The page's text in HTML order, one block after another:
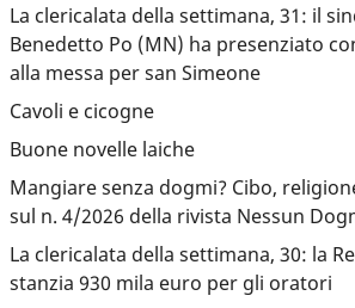
La clericalata della settimana, 31: il
Benedetto Po (MN) ha presenziato
alla messa per san Simeone
Cavoli e cicogne
Buone novelle laiche
Mangiare senza dogmi? Cibo,
sul n. 4/2026 della rivista Nessun
La clericalata della settimana, 30: la
stanzia 930 mila euro per gli oratori